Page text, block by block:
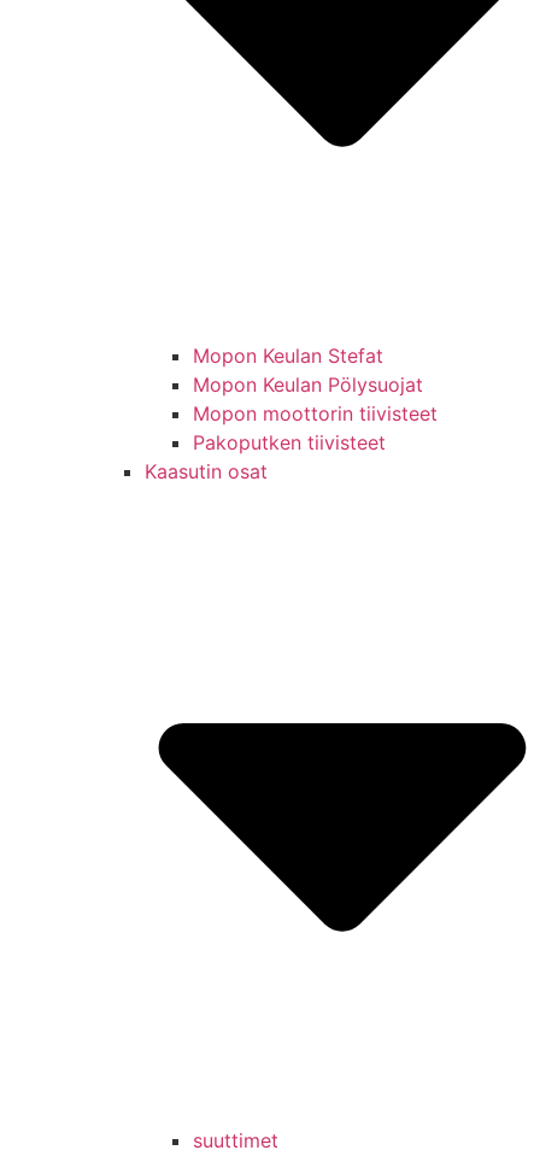
Mopon Keulan Stefat
Mopon Keulan Pölysuojat
Mopon moottorin tiivisteet
Pakoputken tiivisteet
Kaasutin osat
suuttimet